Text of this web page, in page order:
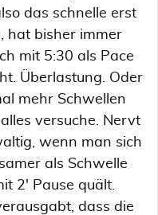
das schnelle erst
hat bisher immer
mit 5:30 als Pace
Überlastung. Oder
mehr Schwellen
versuche. Nervt
wenn man sich
als Schwelle
2' Pause quält.
dass die